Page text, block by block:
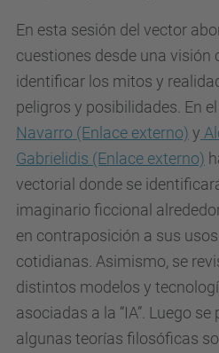
s
/
i
n
t
e
l
i
g
e
n
c
i
En esta sesión del vector
cuestiones desde una visión
identificar los mitos y
peligros y posibilidades. En
Navarro (Enlace externo) y
Gabrielidis (Enlace externo)
vectorial donde se
imaginario ficcional
en contraposición a sus
cotidianas. Asimismo, se
distintos modelos y
asociadas a la “IA”. Luego
algunas teorías filosóficas